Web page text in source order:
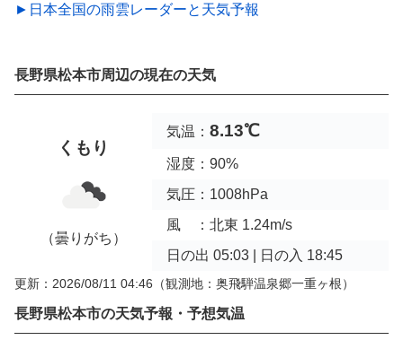
►日本全国の雨雲レーダーと天気予報
長野県松本市周辺の現在の天気
くもり
（曇りがち）
気温： 8.13℃
湿度：90%
気圧：1008hPa
風 ：北東 1.24m/s
日の出 05:03 | 日の入 18:45
更新：2026/08/11 04:46 （観測地：奥飛騨温泉郷一重ヶ根）
長野県松本市の天気予報・予想気温